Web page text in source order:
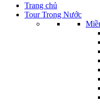
Trang chủ
Tour Trong Nước